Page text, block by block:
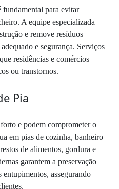
fundamental para evitar
A equipe especializada
e remove resíduos
e segurança. Serviços
residências e comércios
ou transtornos.
Pia
e podem comprometer o
em pias de cozinha, banheiro
de alimentos, gordura e
garantem a preservação
assegurando